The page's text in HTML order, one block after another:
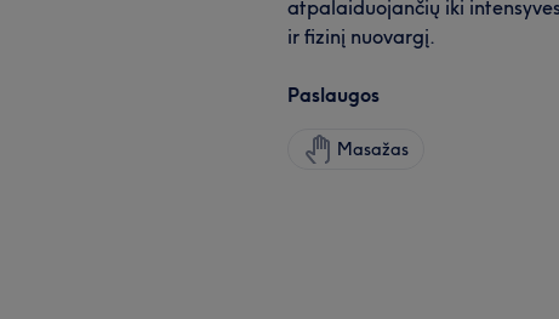
atpalaiduojančių iki
ir fizinį nuovargį.
Paslaugos
Masažas